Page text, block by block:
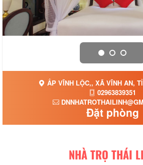
ẤP VĨNH LỘC,, XÃ VĨNH AN,
02963839351
Đặt phòng
NHÀ TRỌ THÁI